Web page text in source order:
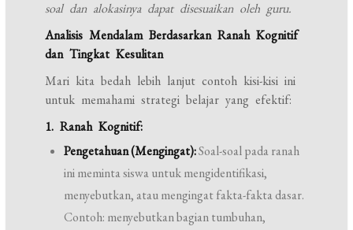
soal dan alokasinya dapat disesuaikan oleh guru.
Analisis Mendalam Berdasarkan Ranah Kognitif
dan Tingkat Kesulitan
Mari kita bedah lebih lanjut contoh kisi-kisi ini
untuk memahami strategi belajar yang efektif:
1. Ranah Kognitif:
Pengetahuan (Mengingat):Soal-soal pada ranah
ini meminta siswa untuk mengidentifikasi,
menyebutkan, atau mengingat fakta-fakta dasar.
Contoh: menyebutkan bagian tumbuhan,